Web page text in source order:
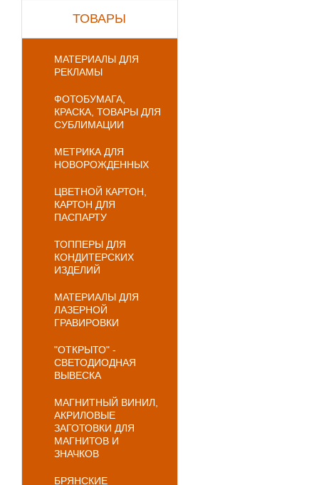
ТОВАРЫ
МАТЕРИАЛЫ ДЛЯ
РЕКЛАМЫ
ФОТОБУМАГА,
КРАСКА, ТОВАРЫ ДЛЯ
СУБЛИМАЦИИ
МЕТРИКА ДЛЯ
НОВОРОЖДЕННЫХ
ЦВЕТНОЙ КАРТОН,
КАРТОН ДЛЯ
ПАСПАРТУ
ТОППЕРЫ ДЛЯ
КОНДИТЕРСКИХ
ИЗДЕЛИЙ
МАТЕРИАЛЫ ДЛЯ
ЛАЗЕРНОЙ
ГРАВИРОВКИ
"ОТКРЫТО" -
СВЕТОДИОДНАЯ
ВЫВЕСКА
МАГНИТНЫЙ ВИНИЛ,
АКРИЛОВЫЕ
ЗАГОТОВКИ ДЛЯ
МАГНИТОВ И
ЗНАЧКОВ
БРЯНСКИЕ